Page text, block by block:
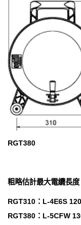
RGT380
粗略估計最大電纜長度
RGT310：L-4E6S 120
RGT380：L-5CFW